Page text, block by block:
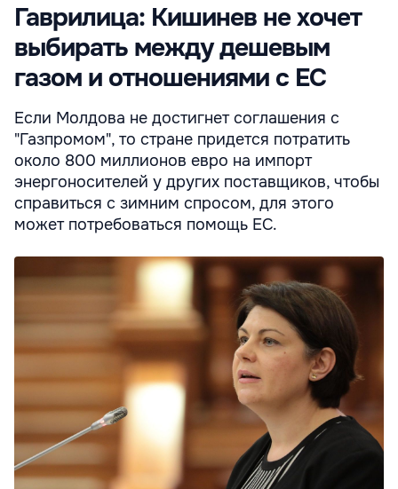
Гаврилица: Кишинев не хочет
выбирать между дешевым
газом и отношениями с ЕC
Если Молдова не достигнет соглашения с
"Газпромом", то стране придется потратить
около 800 миллионов евро на импорт
энергоносителей у других поставщиков, чтобы
справиться с зимним спросом, для этого
может потребоваться помощь ЕС.